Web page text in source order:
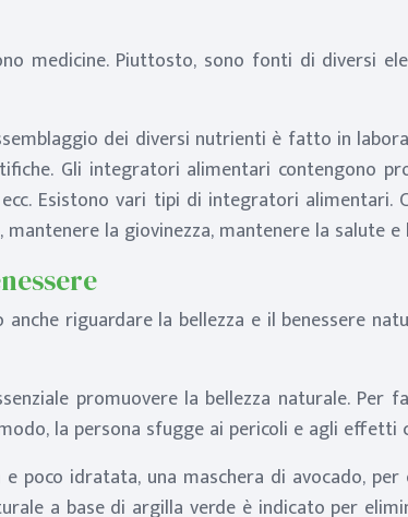
medicine. Piuttosto, sono fonti di diversi
dei diversi nutrienti è fatto in
Gli integratori alimentari contengono
ecc. Esistono vari tipi di integratori
la giovinezza, mantenere la salute e
riguardare la bellezza e il benessere
promuovere la bellezza naturale.
la persona sfugge ai pericoli e agli
e poco idratata, una maschera di avocado,
a base di argilla verde è indicato per